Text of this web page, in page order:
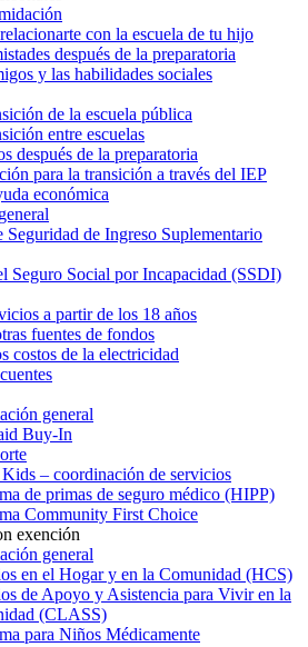
con la escuela de tu hijo
después de la preparatoria
y las habilidades sociales
de la escuela pública
entre escuelas
después de la preparatoria
para la transición a través del IEP
económica
Seguridad de Ingreso Suplementario
Seguro Social por Incapacidad (SSDI)
a partir de los 18 años
fuentes de fondos
costos de la electricidad
general
Buy-In
– coordinación de servicios
de primas de seguro médico (HIPP)
Community First Choice
exención
general
en el Hogar y en la Comunidad (HCS)
de Apoyo y Asistencia para Vivir en la
(CLASS)
para Niños Médicamente